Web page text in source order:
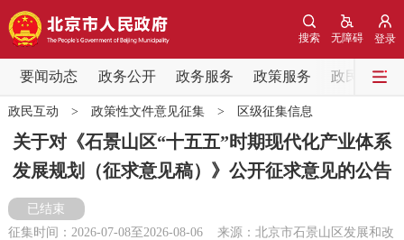
登录
无障碍
搜索
要闻动态 政务公开 政务服务 政策服务 政民互动
要闻动态
党中央精神 国务院信息 中央部委动态
北京要闻 会议信息 部门动态
各区热点
政民互动 > 政策性文件意见征集> 区级征集信息
关于对《石景山区“十五五”时期现代化产业体系
发展规划（征求意见稿）》公开征求意见的公告
已结束
征集时间： 2026-07-08至 2026-08-06
来源：北京市石景山区发展和改